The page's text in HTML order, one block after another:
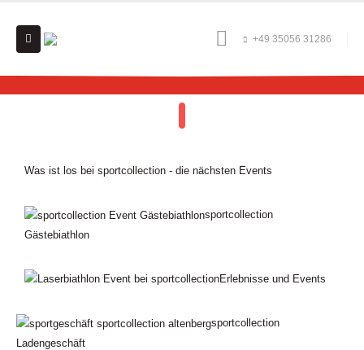
+49 35056 31286
Was ist los bei sportcollection - die nächsten Events
sportcollection
Gästebiathlon
Erlebnisse und Events
sportcollection
Ladengeschäft